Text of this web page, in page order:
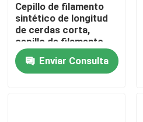
Sobre nosotros
Visita a la fábrica
Cepillo de filamento
sintético de longitud
de cerdas corta,
cepillo de filamento
hueco de poliéster,
ideal para
aplicaciones de
Enviar Consulta